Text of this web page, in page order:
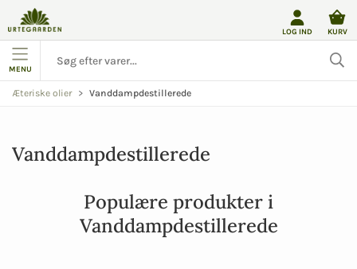
LOG IND KURV
MENU
Æteriske olier Vanddampdestillerede
Vanddampdestillerede
Populære produkter i
Vanddampdestillerede